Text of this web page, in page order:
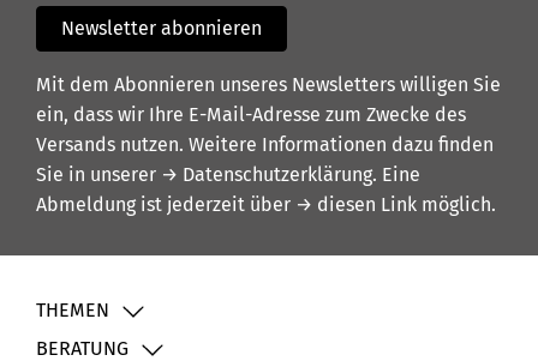
Newsletter abonnieren
Mit dem Abonnieren unseres Newsletters willigen Sie
ein, dass wir Ihre E-Mail-Adresse zum Zwecke des
Versands nutzen. Weitere Informationen dazu finden
Sie in unserer → Datenschutzerklärung. Eine
Abmeldung ist jederzeit über → diesen Link möglich.
THEMEN
BERATUNG